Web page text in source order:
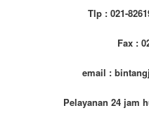
Tlp : 021-
Fax :
email :
Pelayanan 24 jam